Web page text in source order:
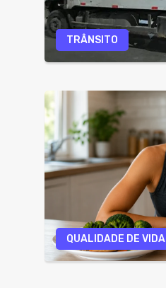
TRÂNSITO
QUALIDADE DE VIDA